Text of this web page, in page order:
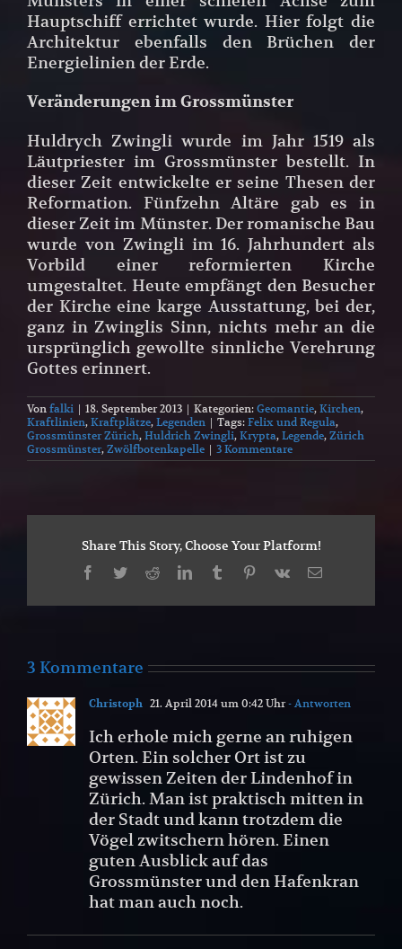
Hauptschiff errichtet wurde. Hier folgt die
Architektur ebenfalls den Brüchen der
Energielinien der Erde.
Veränderungen im Grossmünster
Huldrych Zwingli wurde im Jahr 1519 als
Läutpriester im Grossmünster bestellt. In
dieser Zeit entwickelte er seine Thesen der
Reformation. Fünfzehn Altäre gab es in
dieser Zeit im Münster. Der romanische Bau
wurde von Zwingli im 16. Jahrhundert als
Vorbild einer reformierten Kirche
umgestaltet. Heute empfängt den Besucher
der Kirche eine karge Ausstattung, bei der,
ganz in Zwinglis Sinn, nichts mehr an die
ursprünglich gewollte sinnliche Verehrung
Gottes erinnert.
Von falki | 18. September 2013 | Kategorien: Geomantie, Kirchen,
Kraftlinien, Kraftplätze, Legenden | Tags: Felix und Regula,
Grossmünster Zürich, Huldrich Zwingli, Krypta, Legende, Zürich
Grossmünster, Zwölfbotenkapelle | 3 Kommentare
Share This Story, Choose Your Platform!
Facebook
TwitterRedditLinkedInTumblrPinterest
Vk
E-
3 Kommentare
Christoph 21. April 2014 um 0:42 Uhr- Antworten
Ich erhole mich gerne an ruhigen
Orten. Ein solcher Ort ist zu
gewissen Zeiten der Lindenhof in
Zürich. Man ist praktisch mitten in
der Stadt und kann trotzdem die
Vögel zwitschern hören. Einen
guten Ausblick auf das
Grossmünster und den Hafenkran
hat man auch noch.